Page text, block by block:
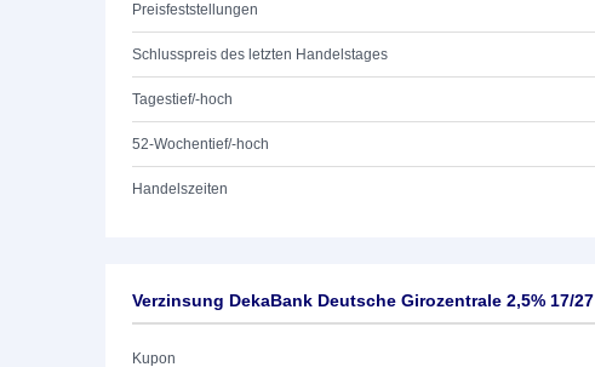
Preisfeststellungen
Schlusspreis des letzten Handelstages
Tagestief/-hoch
52-Wochentief/-hoch
Handelszeiten
Verzinsung DekaBank Deutsche Girozentrale 2,5% 17/27
Kupon